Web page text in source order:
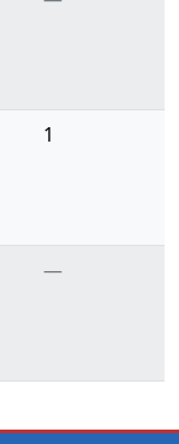
1
—